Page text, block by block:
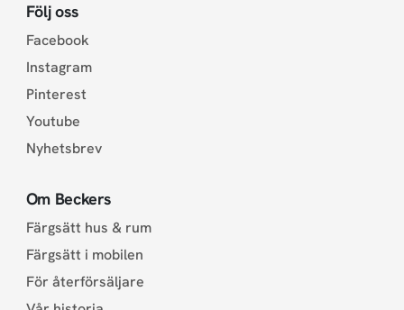
Följ oss
Facebook
Instagram
Pinterest
Youtube
Nyhetsbrev
Om Beckers
Färgsätt hus & rum
Färgsätt i mobilen
För återförsäljare